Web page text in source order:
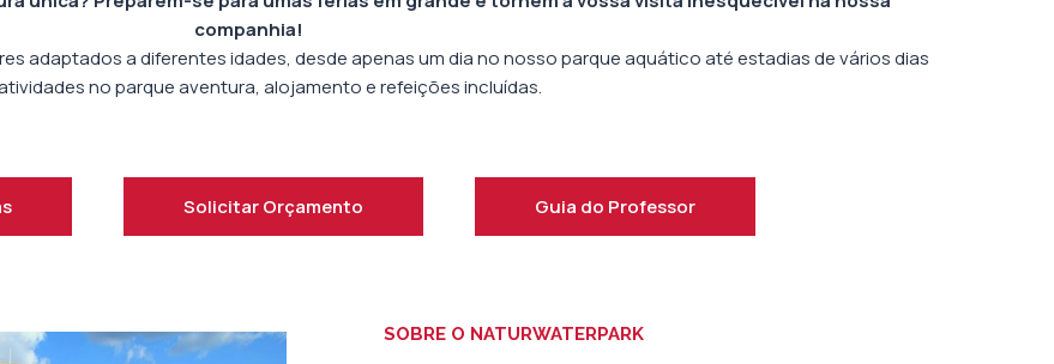
companhia!
adaptados a diferentes idades, desde apenas um dia no nosso parque aquático até estadias de vários dias
no parque aventura, alojamento e refeições incluídas.
Solicitar Orçamento Guia do Professor
SOBRE O NATURWATERPARK